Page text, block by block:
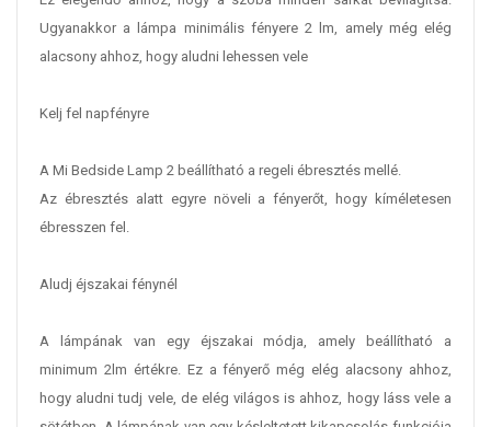
Ugyanakkor a lámpa minimális fényere 2 lm, amely még elég
alacsony ahhoz, hogy aludni lehessen vele
Kelj fel napfényre
A Mi Bedside Lamp 2 beállítható a regeli ébresztés mellé.
Az ébresztés alatt egyre növeli a fényerőt, hogy kíméletesen
ébresszen fel.
Aludj éjszakai fénynél
A lámpának van egy éjszakai módja, amely beállítható a
minimum 2lm értékre. Ez a fényerő még elég alacsony ahhoz,
hogy aludni tudj vele, de elég világos is ahhoz, hogy láss vele a